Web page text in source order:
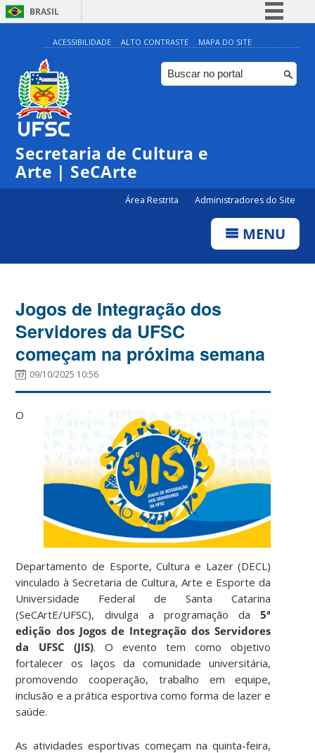
BRASIL
Simplifique!
Comunica BR
Participe
ACESSIBILIDADE ALTO CONTRASTE MAPA DO SITE
Secretaria de Cultura e
Arte | SeCArte
Área Restrita Administradores do Site
MENU
Jogos de Integração dos
Servidores da UFSC
começam na próxima semana
09/10/2025 10:56
O
Departamento de Esporte, Cultura e Lazer (DECL)
vinculado à Secretaria de Cultura, Arte e Esporte da
Universidade Federal de Santa Catarina
(SeCArtE/UFSC), divulga a programação da5ª
edição dos Jogos de Integração dos Servidores
da UFSC (JIS). O evento tem como objetivo
fortalecer os laços da comunidade universitária,
promovendo cooperação, trabalho em equipe,
inclusão e a prática esportiva como forma de lazer e
saúde.
As atividades esportivas começam na quinta-feira,